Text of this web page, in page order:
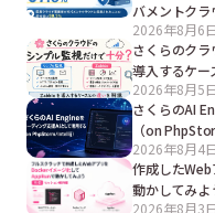
バメントク
2026年8月6日
さくらのク
導入するケー
2026年8月5日
さくらのAI
（on
2026年8月4日
作成した
動かしてみ
2026年8月3日